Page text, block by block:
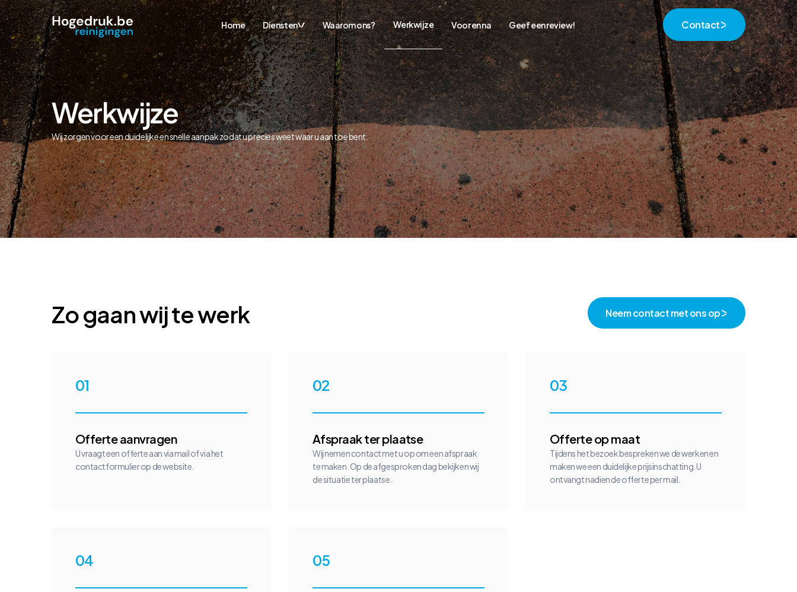
Home Diensten Waarom ons? Werkwijze Voor en na Geef een review! Contact
Werkwijze
Wij zorgen voor een duidelijke en snelle aanpak zodat u precies weet waar u aan toe bent.
Zo gaan wij te werk Neem contact met ons op
01
Offerte aanvragen
U vraagt een offerte aan via mail of via het
contactformulier op de website.
02
Afspraak ter plaatse
Wij nemen contact met u op om een afspraak
te maken. Op de afgesproken dag bekijken wij
de situatie ter plaatse.
03
Offerte op maat
Tijdens het bezoek bespreken we de werken en
maken we een duidelijke prijsinschatting. U
ontvangt nadien de offerte per mail.
04 05